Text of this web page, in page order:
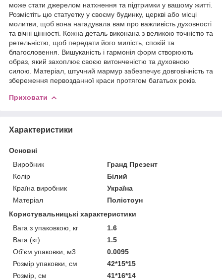
може стати джерелом натхнення та підтримки у вашому житті.
Розмістіть цю статуетку у своєму будинку, церкві або місці
молитви, щоб вона нагадувала вам про важливість духовності
та вічні цінності. Кожна деталь виконана з великою точністю та
ретельністю, щоб передати його милість, спокій та
благословення. Вишуканість і гармонія форм створюють
образ, який захоплює своєю витонченістю та духовною
силою. Матеріал, штучний мармур забезпечує довговічність та
збереження первозданної краси протягом багатьох років.
Приховати
Характеристики
Основні
Виробник
Гранд Презент
Колір
Білий
Країна виробник
Україна
Матеріал
Полістоун
Користувальницькі характеристики
Вага з упаковкою, кг
1.6
Вага (кг)
1.5
Об'єм упаковки, м3
0.0095
Розмір упаковки, см
42*15*15
Розмір, см
41*16*14